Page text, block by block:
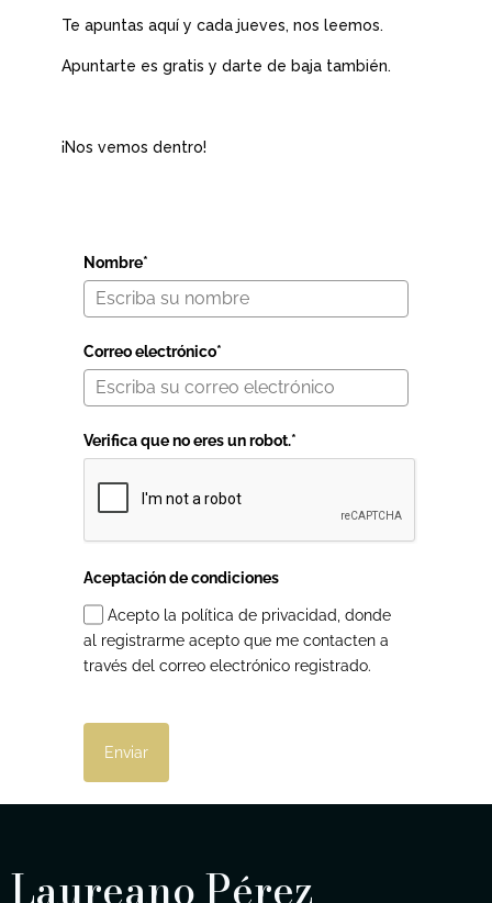
Te apuntas aquí y cada jueves, nos leemos.
Apuntarte es gratis y darte de baja también.
¡Nos vemos dentro!
Nombre*
Correo electrónico*
Verifica que no eres un robot.*
Aceptación de condiciones
Acepto la política de privacidad, donde
al registrarme acepto que me contacten a
través del correo electrónico registrado.
Enviar